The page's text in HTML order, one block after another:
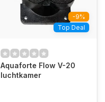
-9%
Top Deal
Aquaforte Flow V-20
luchtkamer